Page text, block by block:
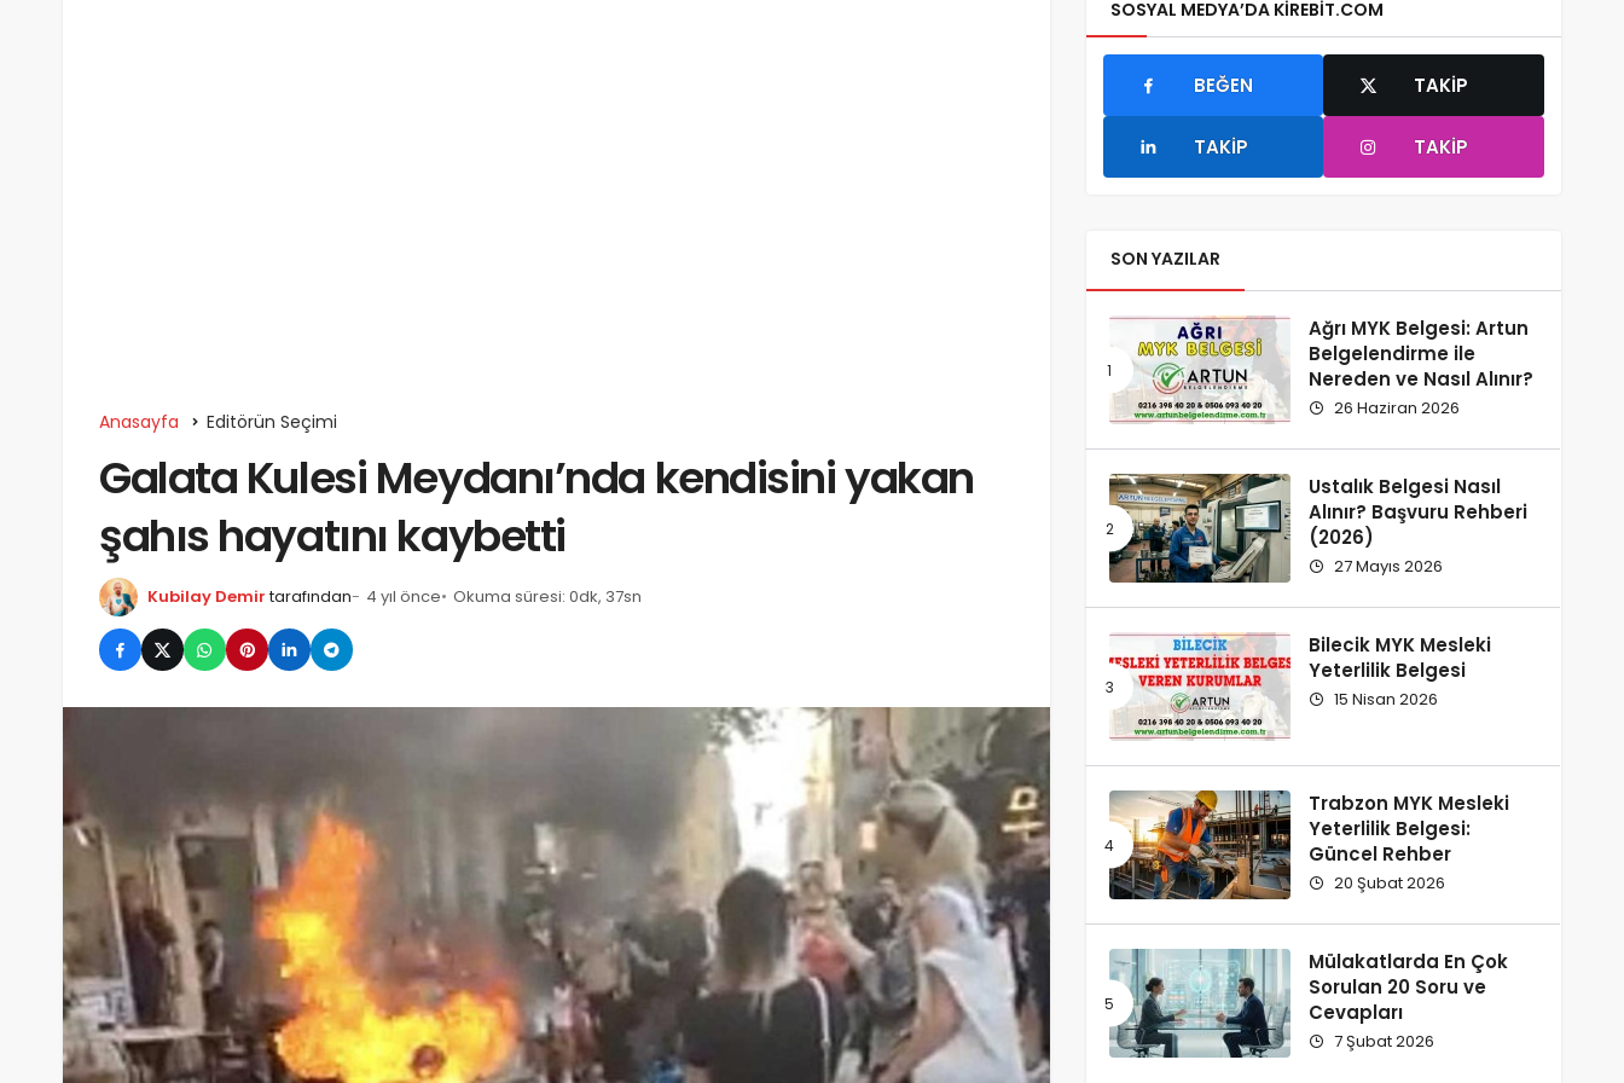
Anasayfa Editörün Seçimi
Galata Kulesi Meydanı’nda kendisini yakan
şahıs hayatını kaybetti
Kubilay Demir tarafından 4 yıl önce Okuma süresi: 0dk, 37sn
SOSYAL MEDYA’DA KIREBIT.COM
BEĞEN TAKIP
TAKIP TAKIP
SON YAZILAR
Ağrı MYK Belgesi: Artun
Belgelendirme ile
Nereden ve Nasıl Alınır?
26 Haziran 2026
Ustalık Belgesi Nasıl
Alınır? Başvuru Rehberi
(2026)
27 Mayıs 2026
Bilecik MYK Mesleki
Yeterlilik Belgesi
15 Nisan 2026
Trabzon MYK Mesleki
Yeterlilik Belgesi:
Güncel Rehber
20 Şubat 2026
Mülakatlarda En Çok
Sorulan 20 Soru ve
Cevapları
7 Şubat 2026